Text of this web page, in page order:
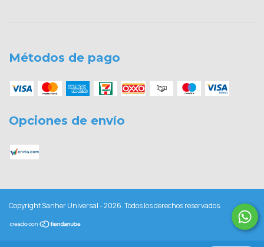
Métodos de pago
Opciones de envío
Copyright Sanher Universal - 2026. Todos los derechos reservados.